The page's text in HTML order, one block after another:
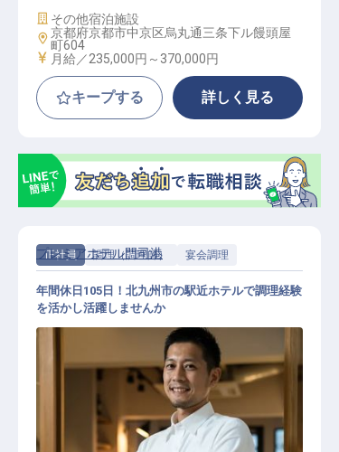
施設業態
その他宿泊施設
勤務地
京都府京都市中京区烏丸通三条下ル饅頭屋
町604
給与
月給／235,000円～ 370,000円
キープする 詳しく見る
正社員 調理（調理師） 宴会調理
プレミアホテル門司港
年間休日105日！北九州市の駅近ホテルで調理経験
を活かし活躍しませんか